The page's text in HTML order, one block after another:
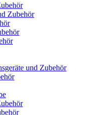
Zubehör
und Zubehör